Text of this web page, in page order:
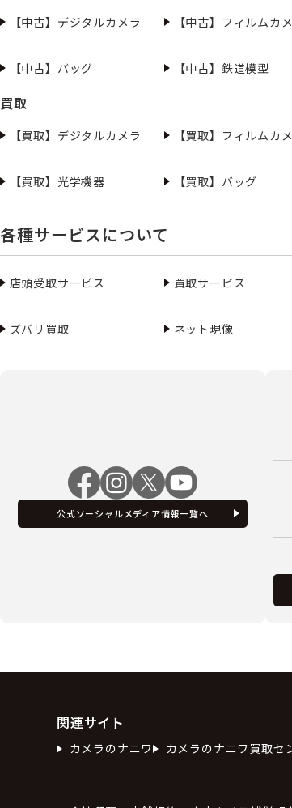
【中古】デジタルカメラ 【中古】フィルムカ
【中古】バッグ 【中古】鉄道模型
買取
【買取】デジタルカメラ 【買取】フィルムカ
【買取】光学機器
【買取】バッグ
各種サービスについて
店頭受取サービス 買取サービス
ズバリ買取 ネット現像
公式ソーシャルメディア情報一覧へ
関連サイト
カメラのナニワ カメラのナニワ買取セ